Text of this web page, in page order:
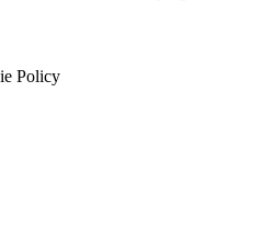
Policy